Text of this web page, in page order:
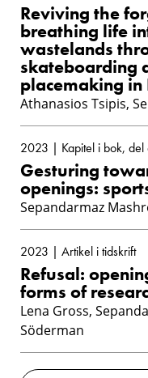
Reviving the
breathing life
wastelands
skateboarding
placemaking
Athanasios Tsipis,
2023 | Kapitel i bok, del
Gesturing
openings:
Sepandarmaz
2023 | Artikel i tidskrift
Refusal:
forms of
Lena Gross,
Söderman